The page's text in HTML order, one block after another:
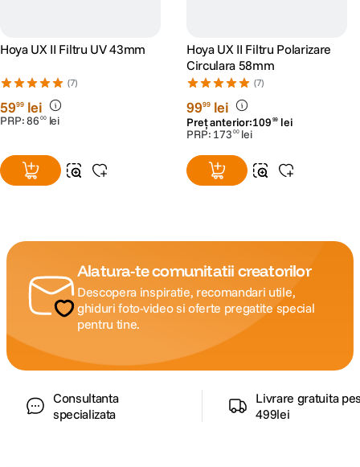
Hoya UX II Filtru UV 43mm
(7)
5999 lei
PRP:86 00 lei
Hoya UX II Filtru Polarizare
Circulara 58mm
(7)
9999 lei
Preț anterior:109 99 lei
PRP: 173 00 lei
Alatura-te comunitatii creatorilor
Descopera inspiratie, recomandari utile,
ghiduri foto-video si oferte pregatite special
pentru tine.
Consultanta
specializata
Livrare gratuita
499lei